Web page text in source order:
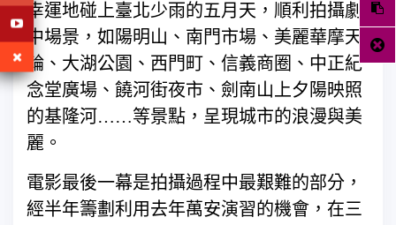
幸運地碰上臺北少雨的五月天，順利拍攝劇
中場景，如陽明山、南門市場、美麗華摩天
輪、大湖公園、西門町、信義商圈、中正紀
念堂廣場、饒河街夜市、劍南山上夕陽映照
的基隆河……等景點，呈現城市的浪漫與美
麗。
電影最後一幕是拍攝過程中最艱難的部分，
經半年籌劃利用去年萬安演習的機會，在三